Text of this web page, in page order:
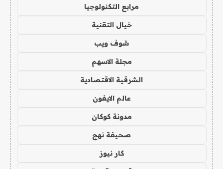
مرابع التكنولوجيا
خيال التقنية
شوف ويب
مجلة الاسهم
الشرقية الاقتصادية
عالم الايفون
مدونة كوكان
صحيفة نهج
كار نيوز